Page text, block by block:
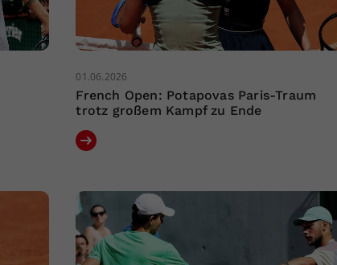
01.06.2026
French Open: Potapovas Paris-Traum
trotz großem Kampf zu Ende